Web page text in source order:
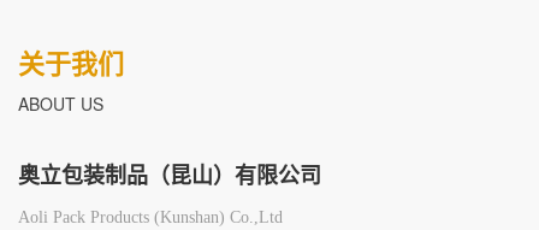
关于我们
ABOUT US
奥立包装制品（昆山）有限公司
Aoli Pack Products (Kunshan) Co.,Ltd